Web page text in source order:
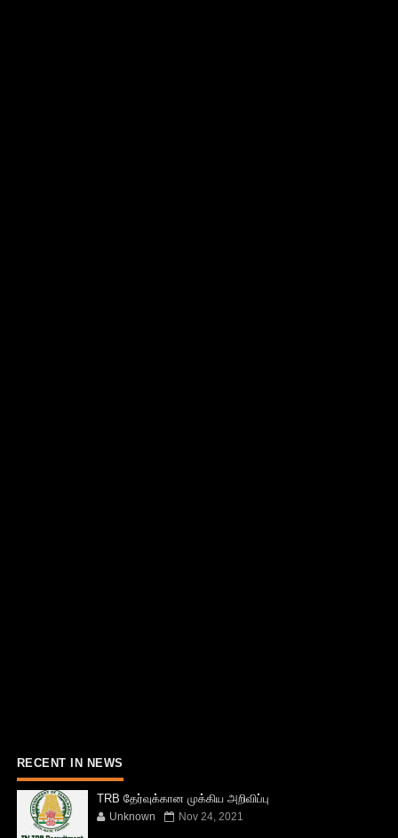
RECENT IN NEWS
TRB தேர்வுக்கான முக்கிய அறிவிப்பு
Unknown Nov 24, 2021